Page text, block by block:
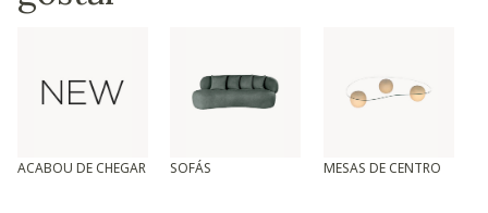
ACABOU DE CHEGAR SOFÁS MESAS DE CENTRO